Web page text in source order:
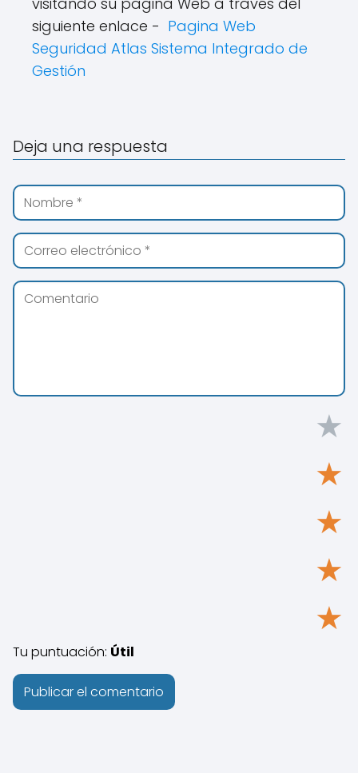
siguiente enlace - Pagina Web
Seguridad Atlas Sistema Integrado de
Gestión
Deja una respuesta
★
★
★
★
★
Tu puntuación: Útil